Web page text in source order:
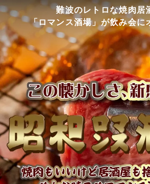
難波のレトロな焼肉居
「ロマンス酒場」が飲み会に